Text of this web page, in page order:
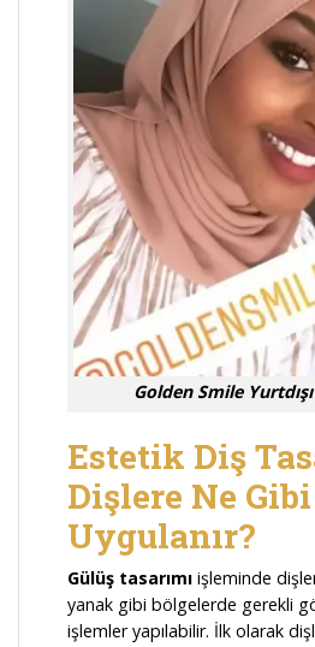
Golden Smile
Estetik Diş
Dişlere Ne
Uygulanır?
Gülüş tasarımı işleminde
yanak gibi bölgelerde gerekli
işlemler yapılabilir. İlk olarak